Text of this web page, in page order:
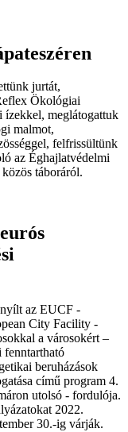
jurtát,
Ökológiai
ízekkel, meglátogattuk
malmot,
felfrissültünk
az Éghajlatvédelmi
táboráról.
az EUCF -
City Facility -
a városokért –
fenntartható
beruházások
című program 4.
utolsó - fordulója.
2022.
30.-ig várják.